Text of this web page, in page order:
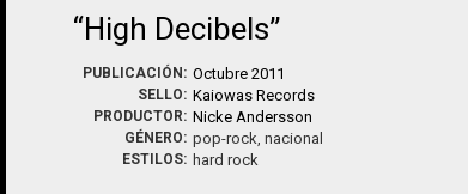
High Decibels
PUBLICACIÓN: Octubre 2011
SELLO: Kaiowas Records
PRODUCTOR: Nicke Andersson
GÉNERO: pop-rock, nacional
ESTILOS: hard rock